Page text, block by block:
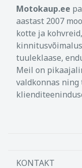
Motokaup.ee
aastast 2007
kotte ja
tuuleklaase,
Meil on
valdkonnas
KONTAKT